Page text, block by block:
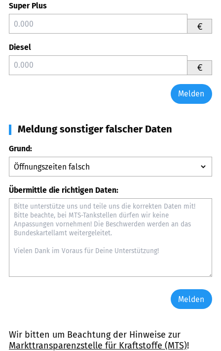
Super Plus
€
Diesel
€
Melden
Meldung sonstiger falscher Daten
Grund:
Übermittle die richtigen Daten:
Melden
Wir bitten um Beachtung der Hinweise zur
Markttransparenzstelle für Kraftstoffe (MTS)!